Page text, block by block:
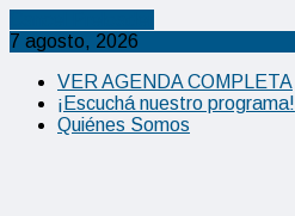
7 agosto, 2026
VER AGENDA COMPLETA
¡Escuchá nuestro programa!
Quiénes Somos